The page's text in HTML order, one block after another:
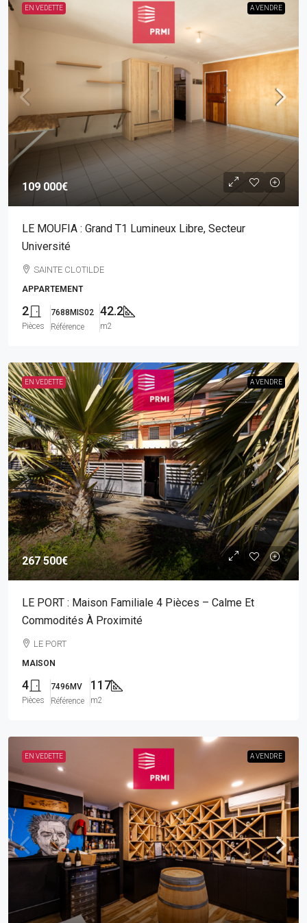
EN VEDETTE A VENDRE
109 000€
LE MOUFIA : Grand T1 Lumineux Libre, Secteur
Université
SAINTE CLOTILDE
APPARTEMENT
2
Pièces
7688MIS02
Référence
42.2
m2
EN VEDETTE A VENDRE
267 500€
LE PORT : Maison Familiale 4 Pièces – Calme Et
Commodités À Proximité
LE PORT
MAISON
4
Pièces
7496MV
Référence
117
m2
EN VEDETTE A VENDRE